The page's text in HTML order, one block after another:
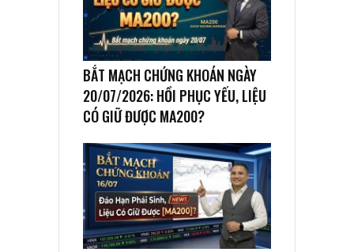
BẮT MẠCH CHỨNG KHOÁN NGÀY
20/07/2026: HỒI PHỤC YẾU, LIỆU
CÓ GIỮ ĐƯỢC MA200?